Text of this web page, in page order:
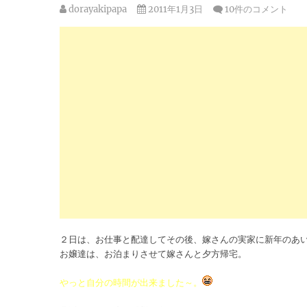
dorayakipapa 2011年1月3日 10件のコメント
２日は、お仕事と配達してその後、嫁さんの実家に新年のあ
お嬢達は、お泊まりさせて嫁さんと夕方帰宅。
やっと自分の時間が出来ました～。